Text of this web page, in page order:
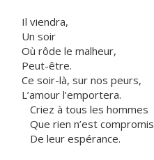
Il viendra,
Un soir
Où rôde le malheur,
Peut-être.
Ce soir-là, sur nos peurs,
L’amour l’emportera.
Criez à tous les hommes
Que rien n’est compromis
De leur espérance.